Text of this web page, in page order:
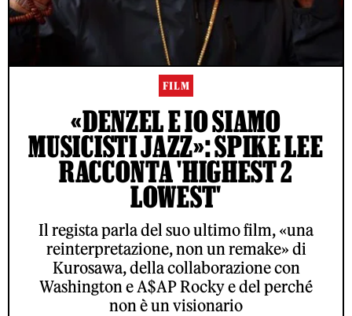
FILM
«DENZEL E IO SIAMO
MUSICISTI JAZZ»: SPIKE LEE
RACCONTA 'HIGHEST 2
LOWEST'
Il regista parla del suo ultimo film, «una
reinterpretazione, non un remake» di
Kurosawa, della collaborazione con
Washington e A$AP Rocky e del perché
non è un visionario